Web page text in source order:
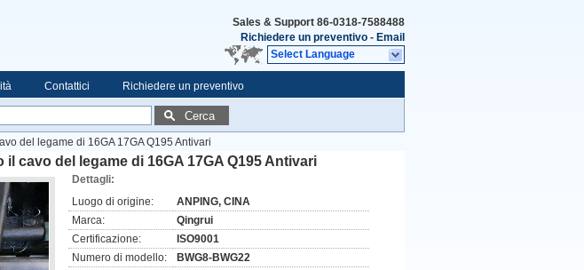
Sales & Support 86-0318-7588488
Richiedere un preventivo - Email
Select Language
Contattici Richiedere un preventivo
Cerca
del legame di 16GA 17GA Q195 Antivari
cavo del legame di 16GA 17GA Q195 Antivari
Dettagli:
Luogo di origine:
ANPING, CINA
Marca:
Qingrui
Certificazione:
ISO9001
Numero di modello:
BWG8-BWG22